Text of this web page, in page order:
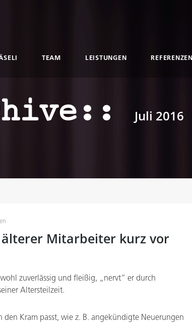
TEAM LEISTUNGEN REFERENZEN
Juli 2016
Mitarbeiter kurz vor
zuverlässig und fleißig, „nervt“ er durch
Altersteilzeit.
Kram passt, wie z. B. angekündigte Neuerungen